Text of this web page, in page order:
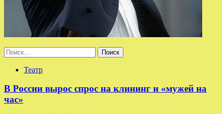
Найти:
Театр
В России вырос спрос на клининг и «мужей на
час»